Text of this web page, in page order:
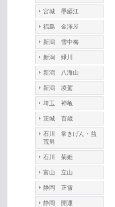
宮城 墨廼江
福島 金澤屋
新潟 雪中梅
新潟 緑川
新潟 八海山
新潟 凌駕
埼玉 神亀
茨城 百歳
石川 常きげん・益
荒男
石川 菊姫
富山 立山
静岡 正雪
静岡 開運